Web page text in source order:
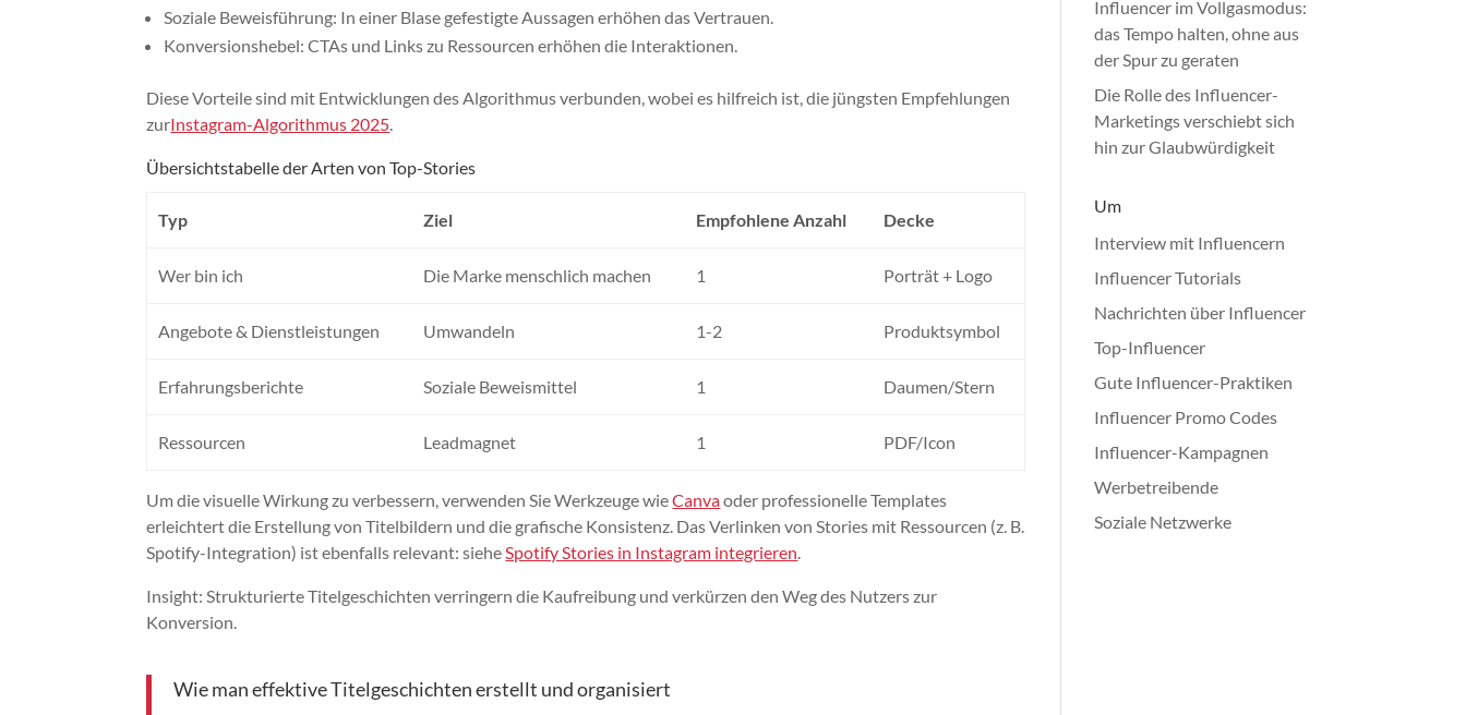
Soziale Beweisführung: In einer Blase gefestigte Aussagen erhöhen das Vertrauen.
Konversionshebel: CTAs und Links zu Ressourcen erhöhen die Interaktionen.
Diese Vorteile sind mit Entwicklungen des Algorithmus verbunden, wobei es hilfreich ist, die jüngsten Empfehlungen
zurInstagram-Algorithmus 2025.
Übersichtstabelle der Arten von Top-Stories
Typ Ziel Empfohlene Anzahl Decke
Wer bin ich Die Marke menschlich machen 1 Porträt + Logo
Angebote & Dienstleistungen Umwandeln 1-2 Produktsymbol
Erfahrungsberichte Soziale Beweismittel 1 Daumen/Stern
Ressourcen Leadmagnet 1 PDF/Icon
Um die visuelle Wirkung zu verbessern, verwenden Sie Werkzeuge wieCanvaoder professionelle Templates
erleichtert die Erstellung von Titelbildern und die grafische Konsistenz. Das Verlinken von Stories mit Ressourcen (z. B.
Spotify-Integration) ist ebenfalls relevant: sieheSpotify Stories in Instagram integrieren.
Insight: Strukturierte Titelgeschichten verringern die Kaufreibung und verkürzen den Weg des Nutzers zur
Konversion.
Wie man effektive Titelgeschichten erstellt und organisiert
Influencer im Vollgasmodus:
das Tempo halten, ohne aus
der Spur zu geraten
Die Rolle des Influencer-
Marketings verschiebt sich
hin zur Glaubwürdigkeit
Um
Interview mit Influencern
Influencer Tutorials
Nachrichten über Influencer
Top-Influencer
Gute Influencer-Praktiken
Influencer Promo Codes
Influencer-Kampagnen
Werbetreibende
Soziale Netzwerke